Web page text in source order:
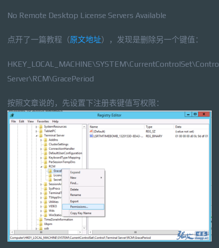
No Remote Desktop License Servers Available
点开了一篇教程（原文地址），发现是删除另一个键值：
Server\RCM\GracePeriod
按照文章说的，先设置下注册表键值写权限：